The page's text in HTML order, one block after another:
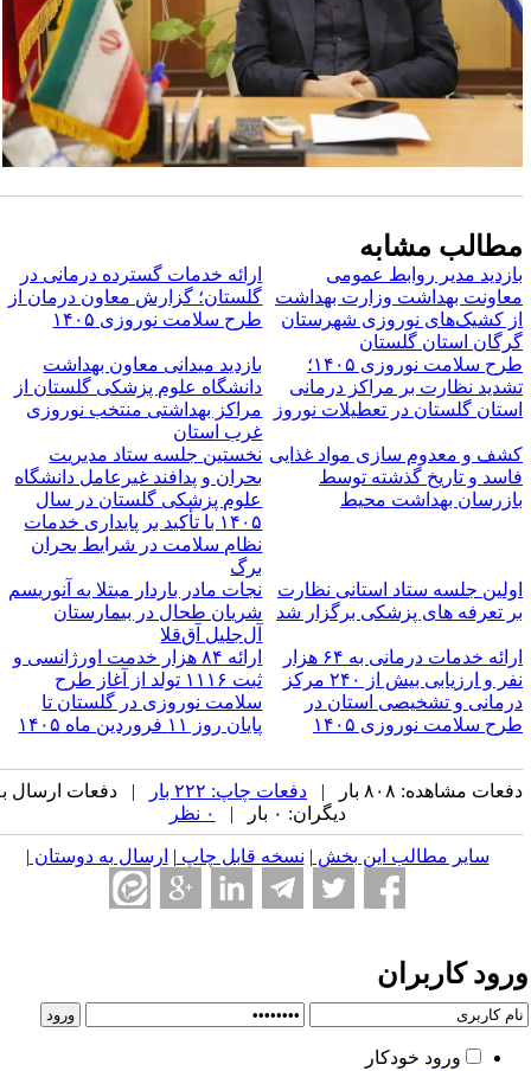
مشابه
مدیر روابط عمومی
بهداشت وزارت بهداشت
کشیک‌های نوروزی شهرستان
استان گلستان
ارائه خدمات گسترده درمانی در
گلستان؛ گزارش معاون درمان از
طرح سلامت نوروزی ۱۴۰۵
طرح سلامت نوروزی ۱۴۰۵؛
نظارت بر مراکز درمانی
گلستان در تعطیلات نوروز
بازدید میدانی معاون بهداشت
دانشگاه علوم پزشکی گلستان از
مراکز بهداشتی منتخب نوروزی
غرب استان
و معدوم سازی مواد غذایی
و تاریخ گذشته توسط
بهداشت محیط
نخستین جلسه ستاد مدیریت
بحران و پدافند غیرعامل دانشگاه
علوم پزشکی گلستان در سال
۱۴۰۵ با تأکید بر پایداری خدمات
نظام سلامت در شرایط بحران
برگ
جلسه ستاد استانی نظارت
تعرفه های پزشکی برگزار شد
نجات مادر باردار مبتلا به آنوریسم
شریان طحال در بیمارستان
آل‌جلیل آق‌قلا
ارائه خدمات درمانی به ۶۴ هزار
نفر و ارزیابی بیش از ۲۴۰ مرکز
و تشخیصی استان در
سلامت نوروزی ۱۴۰۵
ارائه ۸۴ هزار خدمت اورژانسی و
ثبت ۱۱۱۶ تولد از آغاز طرح
سلامت نوروزی در گلستان تا
پایان روز ۱۱ فروردین ماه ۱۴۰۵
مشاهده: ۸۰۸ بار | دفعات چاپ: ۲۲۲ بار
| دفعات ارسال به
دیگران: ۰ بار |
سایر مطالب این بخش | نسخه قابل چاپ| ارسال به دوستان|
کاربران
ورود خودکار